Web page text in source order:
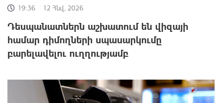
19:36 12 Հնվ, 2026
Դեսպանատներն աշխատում են վիզայի
համար դիմողների սպասարկումը
բարելավելու ուղղությամբ